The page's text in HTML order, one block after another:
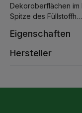
Dekoroberflächen
Spitze des Füllstoffh…
Eigenschaften
Hersteller